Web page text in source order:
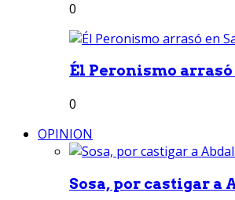
0
Él Peronismo
0
OPINION
Sosa, por castigar a